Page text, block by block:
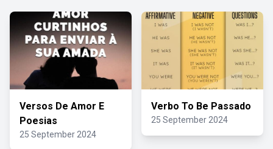
Versos De Amor E
Poesias
25 September 2024
Verbo To Be Passado
25 September 2024